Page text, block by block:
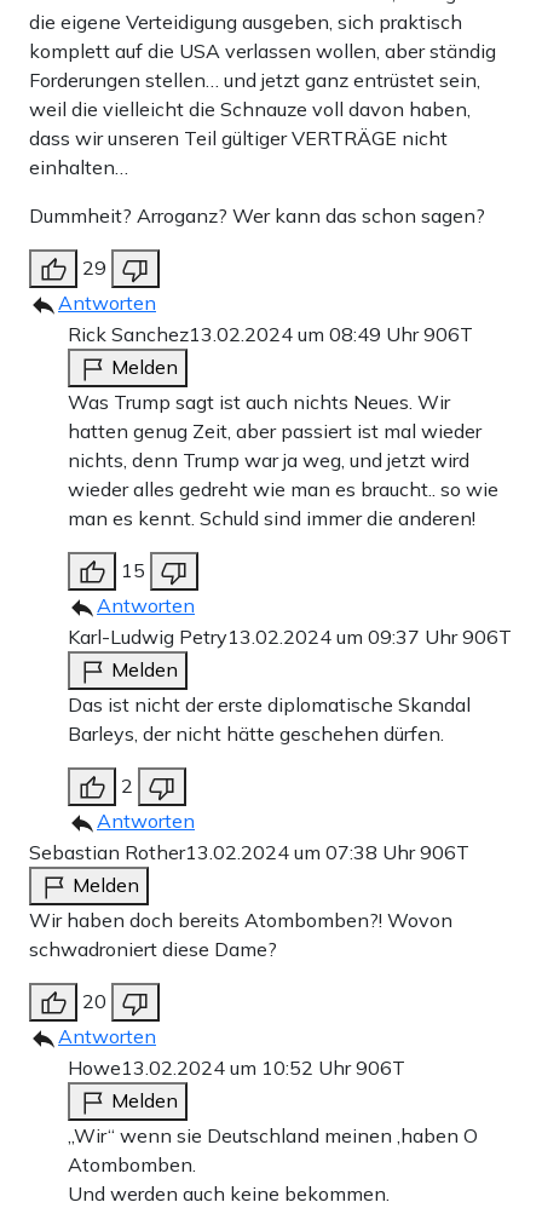
die eigene Verteidigung ausgeben, sich praktisch
komplett auf die USA verlassen wollen, aber ständig
Forderungen stellen… und jetzt ganz entrüstet sein,
weil die vielleicht die Schnauze voll davon haben,
dass wir unseren Teil gültiger VERTRÄGE nicht
einhalten…
Dummheit? Arroganz? Wer kann das schon sagen?
29
Antworten
Rick Sanchez13.02.2024 um 08:49 Uhr906T
Melden
Was Trump sagt ist auch nichts Neues. Wir
hatten genug Zeit, aber passiert ist mal wieder
nichts, denn Trump war ja weg, und jetzt wird
wieder alles gedreht wie man es braucht.. so wie
man es kennt. Schuld sind immer die anderen!
15
Antworten
Karl-Ludwig Petry13.02.2024 um 09:37 Uhr906T
Melden
Das ist nicht der erste diplomatische Skandal
Barleys, der nicht hätte geschehen dürfen.
2
Antworten
Sebastian Rother13.02.2024 um 07:38 Uhr906T
Melden
Wir haben doch bereits Atombomben?! Wovon
schwadroniert diese Dame?
20
Antworten
Howe13.02.2024 um 10:52 Uhr906T
Melden
„Wir“ wenn sie Deutschland meinen ,haben O
Atombomben.
Und werden auch keine bekommen.